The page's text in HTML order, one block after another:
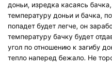
доньи, изредка касаясь
температуру доньи и бачка,
попадет будет легче, он
температуру бачку будет
угол по отношению к загибу
тепло наперед бежало. Не